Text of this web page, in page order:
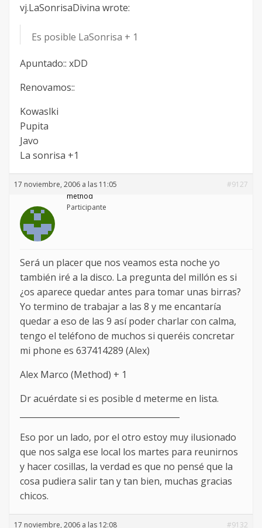
vj.LaSonrisaDivina wrote:
Es posible LaSonrisa + 1
Apuntado:: xDD
Renovamos::
Kowaslki
Pupita
Javo
La sonrisa +1
17 noviembre, 2006 a las 11:05
#9127
method
Participante
Será un placer que nos veamos esta noche yo
también iré a la disco. La pregunta del millón es si
¿os aparece quedar antes para tomar unas birras?
Yo termino de trabajar a las 8 y me encantaría
quedar a eso de las 9 así poder charlar con calma,
tengo el teléfono de muchos si queréis concretar
mi phone es 637414289 (Alex)
Alex Marco (Method) + 1
Dr acuérdate si es posible d meterme en lista.
Eso por un lado, por el otro estoy muy ilusionado
que nos salga ese local los martes para reunirnos
y hacer cosillas, la verdad es que no pensé que la
cosa pudiera salir tan y tan bien, muchas gracias
chicos.
17 noviembre, 2006 a las 12:08
#9132